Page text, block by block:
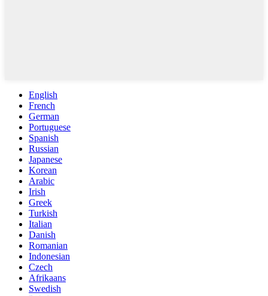
English
French
German
Portuguese
Spanish
Russian
Japanese
Korean
Arabic
Irish
Greek
Turkish
Italian
Danish
Romanian
Indonesian
Czech
Afrikaans
Swedish